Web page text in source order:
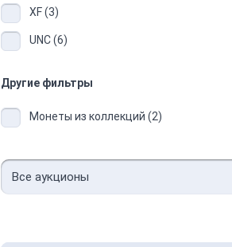
XF (3)
UNC (6)
Другие фильтры
Монеты из коллекций (2)